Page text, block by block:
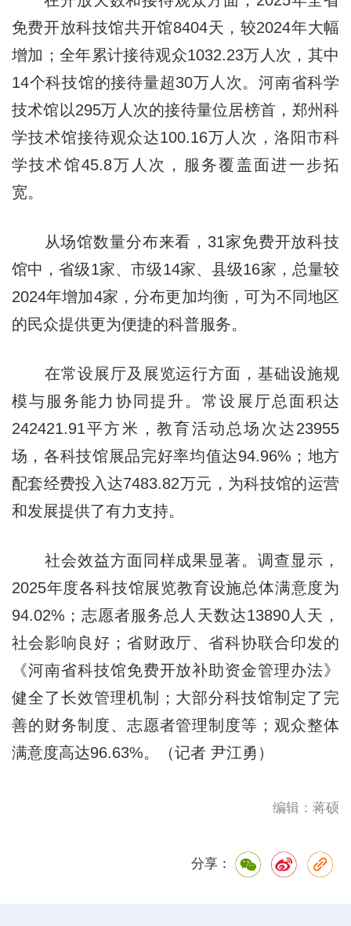
免费开放科技馆共开馆8404天，较2024年大幅
增加；全年累计接待观众1032.23万人次，其中
14个科技馆的接待量超30万人次。河南省科学
技术馆以295万人次的接待量位居榜首，郑州科
学技术馆接待观众达100.16万人次，洛阳市科
学技术馆45.8万人次，服务覆盖面进一步拓
宽。
从场馆数量分布来看，31家免费开放科技
馆中，省级1家、市级14家、县级16家，总量较
2024年增加4家，分布更加均衡，可为不同地区
的民众提供更为便捷的科普服务。
在常设展厅及展览运行方面，基础设施规
模与服务能力协同提升。常设展厅总面积达
242421.91平方米，教育活动总场次达23955
场，各科技馆展品完好率均值达94.96%；地方
配套经费投入达7483.82万元，为科技馆的运营
和发展提供了有力支持。
社会效益方面同样成果显著。调查显示，
2025年度各科技馆展览教育设施总体满意度为
94.02%；志愿者服务总人天数达13890人天，
社会影响良好；省财政厅、省科协联合印发的
《河南省科技馆免费开放补助资金管理办法》
健全了长效管理机制；大部分科技馆制定了完
善的财务制度、志愿者管理制度等；观众整体
满意度高达96.63%。（记者 尹江勇）
编辑：蒋硕
分享：